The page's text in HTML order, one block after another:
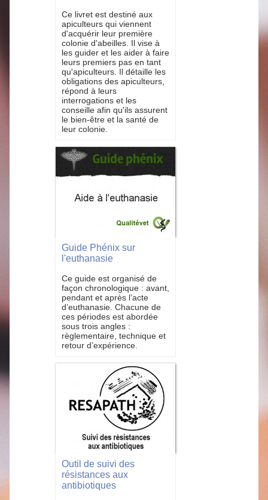
Ce livret est destiné aux
apiculteurs qui viennent
d'acquérir leur première
colonie d'abeilles. Il vise à
les guider et les aider à faire
leurs premiers pas en tant
qu'apiculteurs. Il détaille les
obligations des apiculteurs,
répond à leurs
interrogations et les
conseille afin qu'ils assurent
le bien-être et la santé de
leur colonie.
Guide Phénix sur
l'euthanasie
Ce guide est organisé de
façon chronologique : avant,
pendant et après l’acte
d’euthanasie. Chacune de
ces périodes est abordée
sous trois angles :
règlementaire, technique et
retour d’expérience.
Outil de suivi des
résistances aux
antibiotiques